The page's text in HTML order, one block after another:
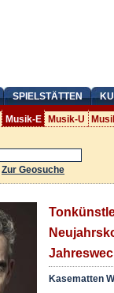
SPIELSTÄTTEN
Musik-E Musik-U
Zur Geosuche
Kasematten